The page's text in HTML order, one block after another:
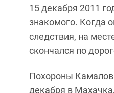
15 декабря 2011
знакомого. Когда
следствия, на
скончался по
Похороны
декабря в